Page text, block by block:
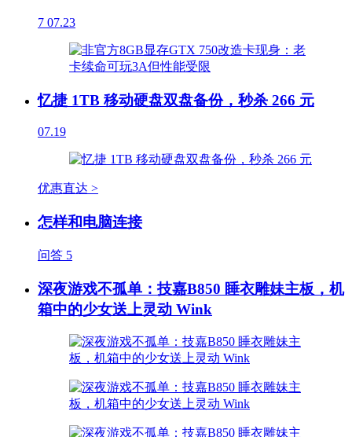
7 07.23
忆捷 1TB 移动硬盘双盘备份，秒杀 266 元
07.19
优惠直达 >
怎样和电脑连接
问答 5
深夜游戏不孤单：技嘉B850 睡衣雕妹主板，机
箱中的少女送上灵动 Wink